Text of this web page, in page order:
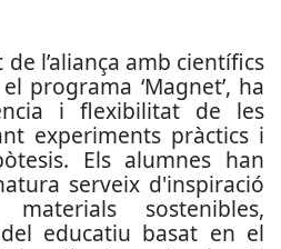
l’aliança amb científics
el programa ‘Magnet’, ha
i flexibilitat de les
experiments pràctics i
Els alumnes han
serveix d'inspiració
sostenibles,
educatiu basat en el